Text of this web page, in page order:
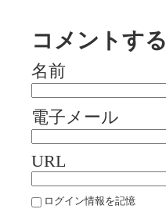
コメントする
名前
電子メール
URL
ログイン情報を記憶